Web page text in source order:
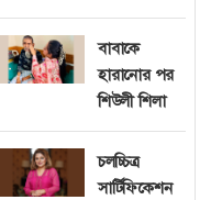
বাবাকে
হারানোর পর
শিউলী শিলা
চলচ্চিত্র
সার্টিফিকেশন